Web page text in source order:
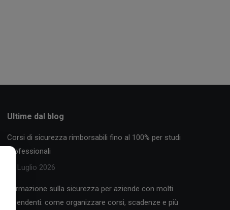
Ultime dal blog
Corsi di sicurezza rimborsabili fino al 100% per studi
professionali
30 Luglio 2026
Formazione sulla sicurezza per aziende con molti
dipendenti: come organizzare corsi, scadenze e più